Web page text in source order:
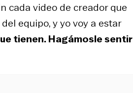
cada video de creador que
equipo, y yo voy a estar
tienen. Hagámosle sentir